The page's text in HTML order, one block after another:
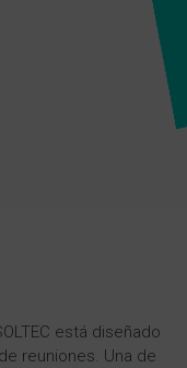
está diseñado
reuniones. Una de